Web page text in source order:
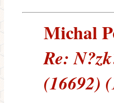
Michal
Re:
(16692)